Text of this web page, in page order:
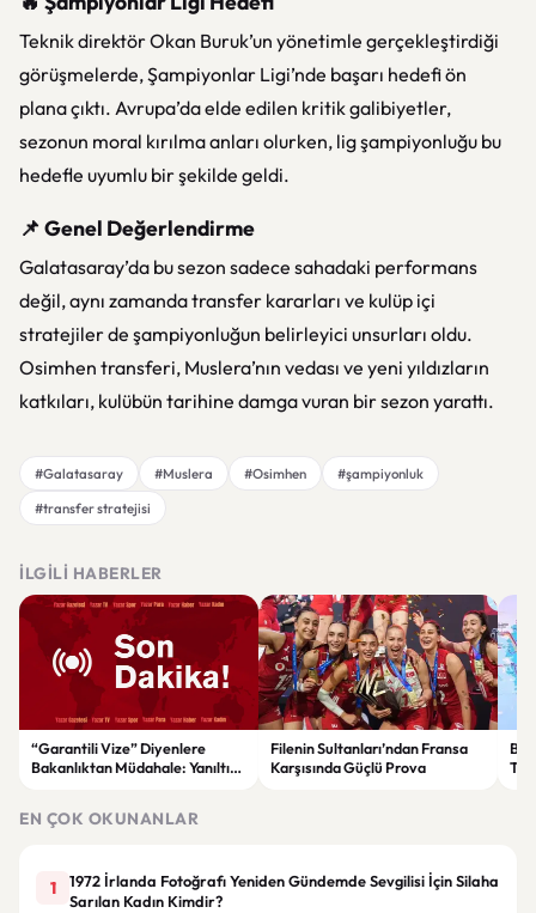
Teknik direktör Okan Buruk’un yönetimle gerçekleştirdiği
görüşmelerde, Şampiyonlar Ligi’nde başarı hedefi ön
plana çıktı. Avrupa’da elde edilen kritik galibiyetler,
sezonun moral kırılma anları olurken, lig şampiyonluğu bu
hedefle uyumlu bir şekilde geldi.
📌 Genel Değerlendirme
Galatasaray’da bu sezon sadece sahadaki performans
değil, aynı zamanda transfer kararları ve kulüp içi
stratejiler de şampiyonluğun belirleyici unsurları oldu.
Osimhen transferi, Muslera’nın vedası ve yeni yıldızların
katkıları, kulübün tarihine damga vuran bir sezon yarattı.
#Galatasaray #Muslera #Osimhen
#şampiyonluk
#transfer stratejisi
İLGILI HABERLER
“Garantili Vize” Diyenlere
Bakanlıktan Müdahale: Yanıltıcı
Filenin Sultanları’ndan Fransa
Karşısında Güçlü Prova
EN ÇOK OKUNANLAR
1
1972 İrlanda Fotoğrafı Yeniden Gündemde Sevgilisi İçin Silaha
Sarılan Kadın Kimdir?